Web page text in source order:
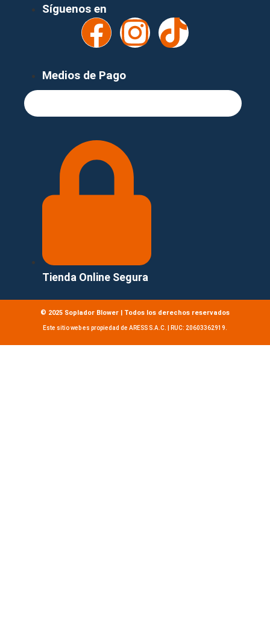
Síguenos en
Medios de Pago
Tienda Online Segura
© 2025 Soplador Blower | Todos los derechos reservados
Este sitio web es propiedad de ARESS S.A.C. | RUC: 20603362919.